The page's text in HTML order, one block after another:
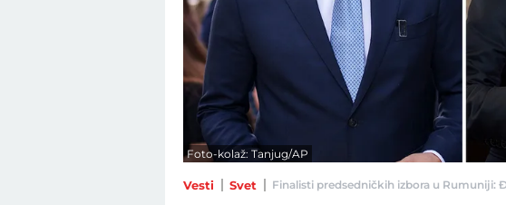
Foto-kolaž: Tanjug/AP
Vesti Svet Finalisti predsedničkih izbora u Rumuniji: